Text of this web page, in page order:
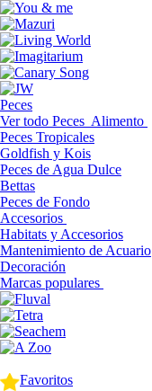
Peces
Ver todo Peces Alimento
Peces Tropicales
Goldfish y Kois
Peces de Agua Dulce
Bettas
Peces de Fondo
Accesorios
Habitats y Accesorios
Mantenimiento de Acuario
Decoración
Marcas populares
Favoritos